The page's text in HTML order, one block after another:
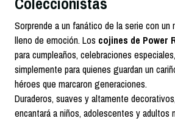
Sorprende a un fanático de la serie con
lleno de emoción. Los cojines de Power
para cumpleaños, celebraciones
simplemente para quienes guardan un
héroes que marcaron generaciones.
Duraderos, suaves y altamente
encantará a niños, adolescentes y adultos